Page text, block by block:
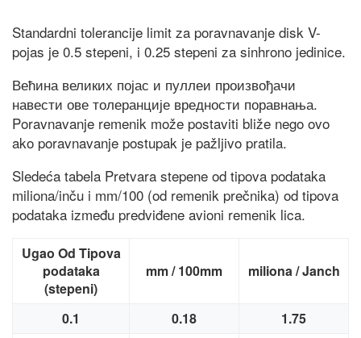
Standardni tolerancije limit za poravnavanje disk V-
pojas je 0.5 stepeni, i 0.25 stepeni za sinhrono jedinice.
Већина великих појас и пуллеи произвођачи
навести ове толеранције вредности поравнања.
Poravnavanje remenik može postaviti bliže nego ovo
ako poravnavanje postupak je pažljivo pratila.
Sledeća tabela Pretvara stepene od tipova podataka
miliona/inču i mm/100 (od remenik prečnika) od tipova
podataka između predviđene avioni remenik lica.
Ugao Od Tipova
podataka
(stepeni)
mm/ 100mm miliona/Janch
0.1 0.18
1.75